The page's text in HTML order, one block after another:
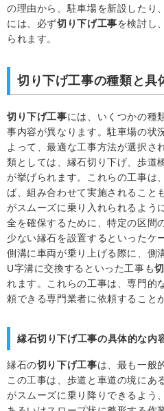
の理由から、駐車場を新設したり
には、必ず切り下げ工事を検討し
られます。
切り下げ工事の種類と具
切り下げ工事には、いくつかの種
事内容が異なります。駐車場の状
よって、最適な工事方法が選択さ
類としては、縁石切り下げ、歩道
が挙げられます。これらの工事は
ば、組み合わせて実施されること
がスムーズに乗り入れられるよう
全を確保するために、特定の区間
少ない縁石を設置するといったケ
側溝に車両が乗り上げる際に、側
U字溝に交換するといった工事も
れます。これらの工事は、専門的
頼できる専門業者に依頼すること
縁石切り下げ工事の具体的な内
縁石の切り下げ工事は、最も一般
この工事は、歩道と車道の境にあ
がスムーズに乗り降りできるよう